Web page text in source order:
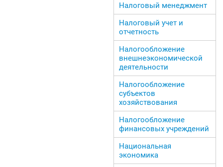
Налоговый менеджмент
Налоговый учет и
отчетность
Налогообложение
внешнеэкономической
деятельности
Налогообложение
субъектов
хозяйствования
Налогообложение
финансовых учреждений
Национальная
экономика